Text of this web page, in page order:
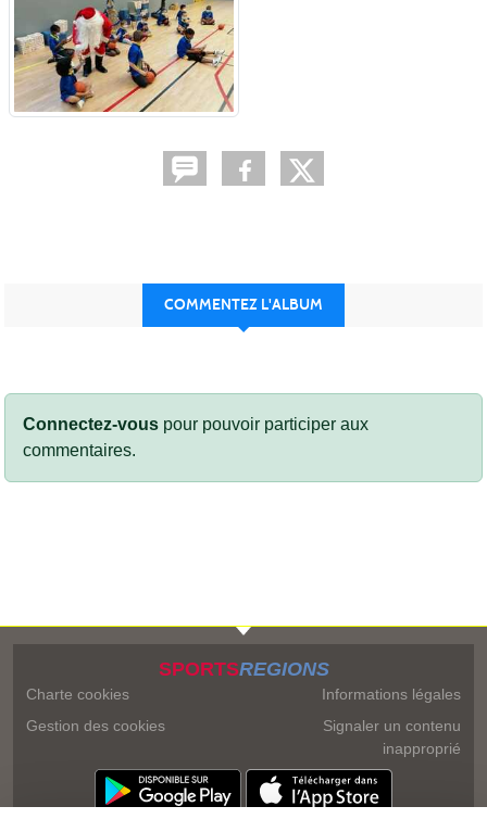
COMMENTEZ L'ALBUM
Connectez-vous pour pouvoir participer aux
commentaires.
SPORTSREGIONS
Charte cookies
Gestion des cookies
Informations légales
Signaler un contenu
inapproprié